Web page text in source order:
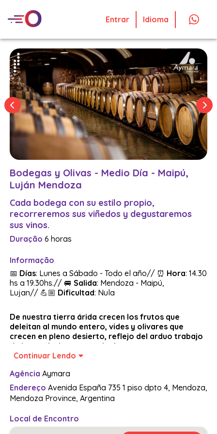
Entrar Idioma
Bodegas y Olivas - Medio Día - Maipú,
Luján Mendoza
Cada bodega con su estilo propio,
recorreremos sus viñedos y degustaremos
sus vinos.
Duração 6 horas
Informação
📅 Días: Lunes a Sábado - Todo el año// ⏰ Hora: 14.30
hs a 19.30hs.// 🚐 Salida: Mendoza - Maipú,
Lujan// 💪🏼 Dificultad: Nula
De nuestra tierra árida crecen los frutos que
deleitan al mundo entero, vides y olivares que
crecen en pleno desierto, reflejo del arduo trabajo
de los agricultores mendocinos.
Saldremos desde el Hotel, hacia el oasis agrícola del
Maipú y Luján de Cuyo, junto a la compañía del guía,
quien estará con nosotros durante todo el recorrido.
una industrializada, para conocer los contrastes y
diferencias tecnológicas en el proceso de elaboración
Continuar Lendo
Agência Aymara
Endereço Avenida España 735 1 piso dpto 4, Mendoza,
Mendoza Province, Argentina
Local de Encontro